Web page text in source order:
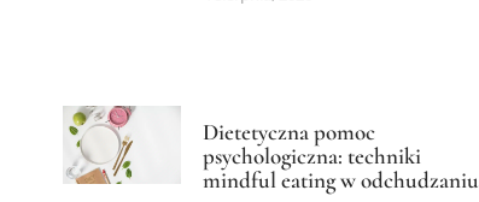
Dietetyczna pomoc
psychologiczna: techniki
mindful eating w odchudzaniu